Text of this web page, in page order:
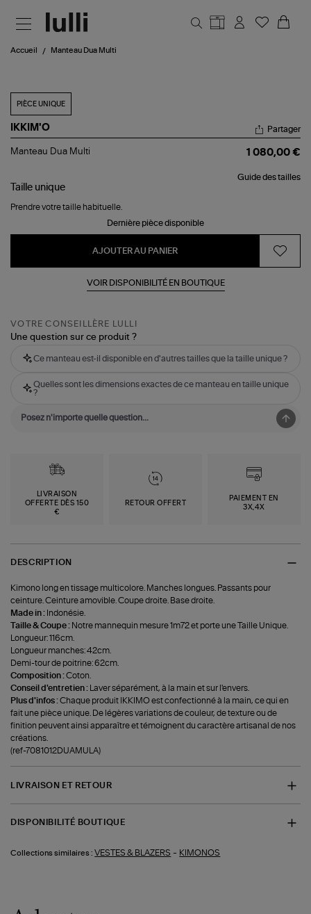
Accueil Manteau Dua Multi
PIÈCE UNIQUE
IKKIM'O
Manteau
Partager
Manteau Dua Multi 1 080,00 €
Guide des tailles
Taille unique
Prendre votre taille habituelle.
Dernière pièce disponible
AJOUTER AU PANIER
VOIR DISPONIBILITÉ EN BOUTIQUE
VOTRE CONSEILLÈRE LULLI
Une question sur ce produit ?
Ce manteau est-il disponible en d'autres tailles que la taille unique ?
Quelles sont les dimensions exactes de ce manteau en taille unique
?
LIVRAISON
OFFERTE DÈS 150
€
RETOUR OFFERT
PAIEMENT EN
3X,4X
DESCRIPTION
Kimono long en tissage multicolore. Manches longues. Passants pour
ceinture. Ceinture amovible. Coupe droite. Base droite.
Made in : Indonésie.
Taille & Coupe : Notre mannequin mesure 1m72 et porte une Taille Unique.
Longueur: 116cm.
Longueur manches: 42cm.
Demi-tour de poitrine: 62cm.
Composition :Coton.
Conseil d'entretien :
Laver séparément, à la main et sur l'envers.
Plus d'infos :Chaque produit IKKIMO est confectionné à la main, ce qui en
fait une pièce unique. De légères variations de couleur, de texture ou de
finition peuvent ainsi apparaître et témoignent du caractère artisanal de nos
créations.
(ref-7081012DUAMULA)
LIVRAISON ET RETOUR
DISPONIBILITÉ BOUTIQUE
Collections similaires : VESTES & BLAZERS - KIMONOS